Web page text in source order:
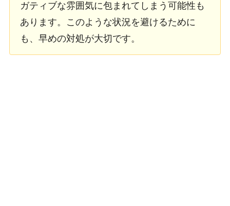
ガティブな雰囲気に包まれてしまう可能性も
あります。このような状況を避けるために
も、早めの対処が大切です。